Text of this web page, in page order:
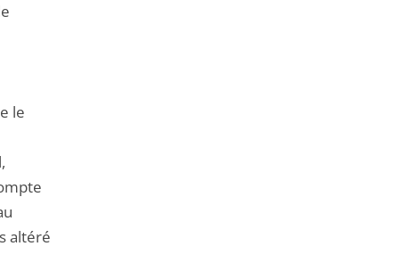
le
altéré